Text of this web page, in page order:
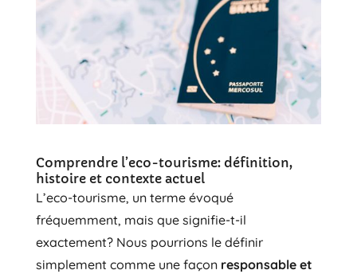
Comprendre l’eco-tourisme: définition,
histoire et contexte actuel
L’eco-tourisme, un terme évoqué
fréquemment, mais que signifie-t-il
exactement? Nous pourrions le définir
simplement comme une façon responsable et